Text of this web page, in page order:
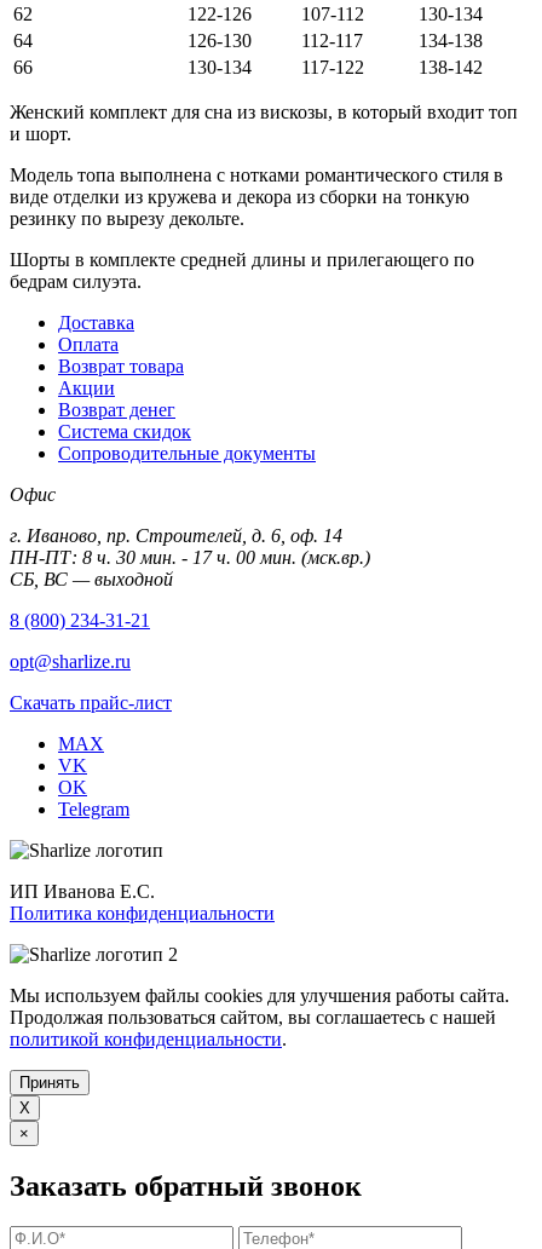
62
122-126 107-112
130-134
64
126-130 112-117
134-138
66
130-134 117-122 138-142
Женский комплект для сна из вискозы, в который входит топ
и шорт.
Модель топа выполнена с нотками романтического стиля в
виде отделки из кружева и декора из сборки на тонкую
резинку по вырезу декольте.
Шорты в комплекте средней длины и прилегающего по
бедрам силуэта.
Доставка
Оплата
Возврат товара
Акции
Возврат денег
Система скидок
Сопроводительные документы
Офис
г. Иваново, пр. Строителей, д. 6, оф. 14
ПН-ПТ: 8 ч. 30 мин. - 17 ч. 00 мин. (мск.вр.)
СБ, ВС — выходной
8 (800) 234-31-21
opt@sharlize.ru
Скачать прайс-лист
MAX
VK
OK
Telegram
ИП Иванова Е.С.
Политика конфиденциальности
Мы используем файлы cookies для улучшения работы сайта.
Продолжая пользоваться сайтом, вы соглашаетесь с нашей
политикой конфиденциальности.
Принять
X
×
Заказать обратный звонок